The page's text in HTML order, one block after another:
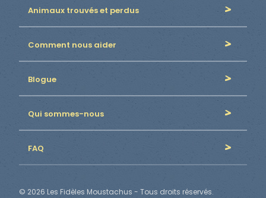
Animaux trouvés et perdus
Comment nous aider
Blogue
Qui sommes-nous
FAQ
© 2026 Les Fidèles Moustachus - Tous droits réservés.